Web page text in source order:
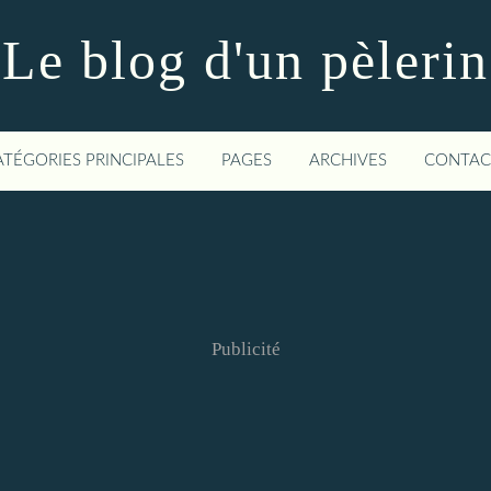
Le blog d'un pèlerin
PRINCIPALES PAGES ARCHIVES
Publicité